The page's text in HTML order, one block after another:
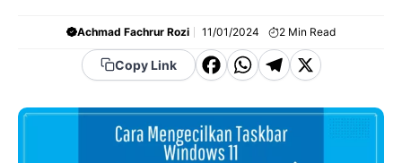
Achmad Fachrur Rozi 11/01/2024 2 Min Read
Copy Link
F
c
e
W
a
t
T
e
g
X